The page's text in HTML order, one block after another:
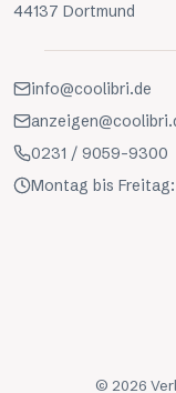
44137 Dortmund
info@coolibri.de
0231 / 9059-9300
Montag bis
© 2026